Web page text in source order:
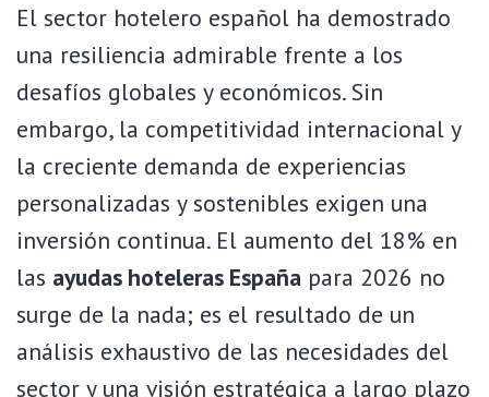
El sector hotelero español ha demostrado
una resiliencia admirable frente a los
desafíos globales y económicos. Sin
embargo, la competitividad internacional y
la creciente demanda de experiencias
personalizadas y sostenibles exigen una
inversión continua. El aumento del 18% en
las ayudas hoteleras España para 2026 no
surge de la nada; es el resultado de un
análisis exhaustivo de las necesidades del
sector y una visión estratégica a largo plazo